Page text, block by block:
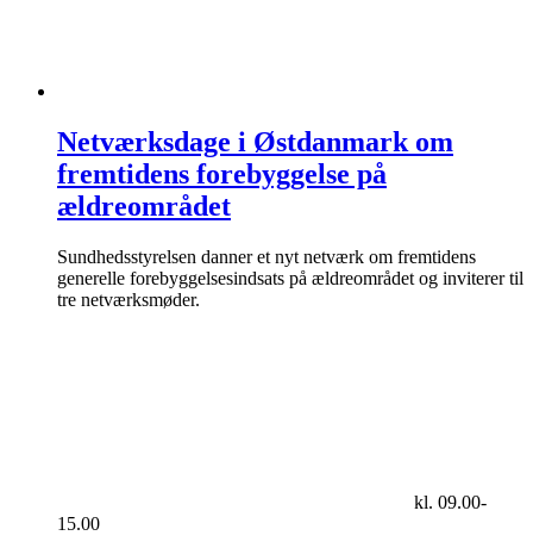
Netværksdage i Østdanmark om
fremtidens forebyggelse på
ældreområdet
Sundhedsstyrelsen danner et nyt netværk om fremtidens
generelle forebyggelsesindsats på ældreområdet og inviterer til
tre netværksmøder.
kl. 09.00-
15.00